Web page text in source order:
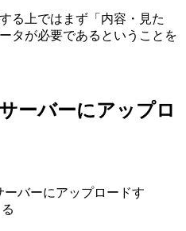
る上ではまず「内容・見た
タが必要であるということを
ーバーにアップロ